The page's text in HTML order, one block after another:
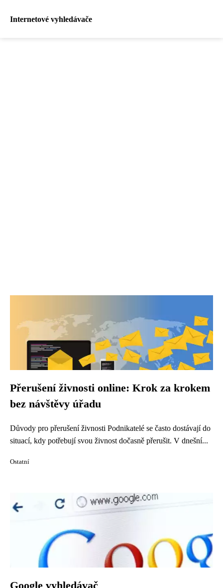
Internetové vyhledávače
Přerušení živnosti online: Krok za krokem
bez návštěvy úřadu
Důvody pro přerušení živnosti Podnikatelé se často dostávají do
situací, kdy potřebují svou živnost dočasně přerušit. V dnešní...
Ostatní
Google vyhledávač